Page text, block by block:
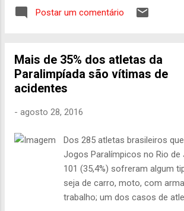
desta segunda-feira no
recebesse o apoio de Lula;
perguntados sobre em quem
jeito nenhum” Pernambuco
números da pesquisa Data
presidente Lula (PT) como o
eleitor de Recife sobre em
na eleição municipal. Além do
pesquisa apresentou os
governador de Pernambuco,
(PSB), e o do presidente
Postar um comentário
Mais de 35% dos atletas da
Paralimpíada são vítimas de
acidentes
- agosto 28, 2016
Dos 285 atletas brasileiros
Jogos Paralímpicos no Rio de
101 (35,4%) sofreram algum
seja de carro, moto, com
trabalho; um dos casos de